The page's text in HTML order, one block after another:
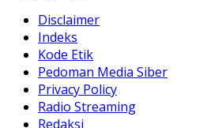
Disclaimer
Indeks
Kode Etik
Pedoman Media Siber
Privacy Policy
Radio Streaming
Redaksi